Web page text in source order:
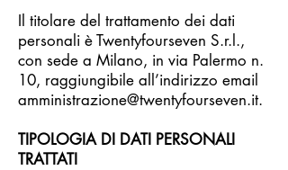
Il titolare del trattamento dei dati
personali è Twentyfourseven S.r.l.,
con sede a Milano, in via Palermo n.
10, raggiungibile all’indirizzo email
amministrazione@twentyfourseven.it.
TIPOLOGIA DI DATI PERSONALI
TRATTATI